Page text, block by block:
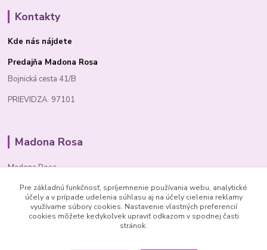
Kontakty
Kde nás nájdete
Predajňa Madona Rosa
Bojnická cesta 41/B
PRIEVIDZA 97101
Madona Rosa
Madona Rosa
Richard
+421 905 276 211
Pre základnú funkčnosť, spríjemnenie používania webu, analytické
účely a v prípade udelenia súhlasu aj na účely cielenia reklamy
využívame súbory cookies. Nastavenie vlastných preferencií
cookies môžete kedykoľvek upraviť odkazom v spodnej časti
stránok.